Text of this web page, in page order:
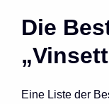
Die
Eine Liste der